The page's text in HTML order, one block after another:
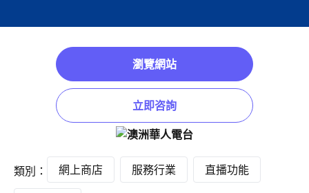
瀏覽網站
立即咨詢
類別： 網上商店 服務行業 直播功能